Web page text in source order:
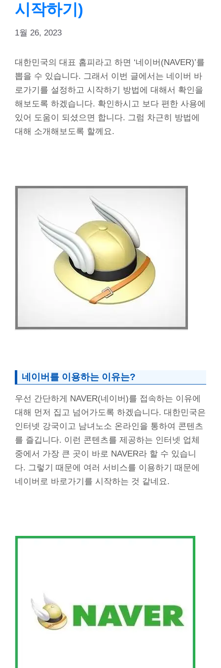
시작하기)
1월 26, 2023
대한민국의 대표 홈피라고 하면 ‘네이버(NAVER)’를
뽑을 수 있습니다. 그래서 이번 글에서는 네이버 바
로가기를 설정하고 시작하기 방법에 대해서 확인을
해보도록 하겠습니다. 확인하시고 보다 편한 사용에
있어 도움이 되셨으면 합니다. 그럼 차근히 방법에
대해 소개해보도록 할께요.
네이버를 이용하는 이유는?
우선 간단하게 NAVER(네이버)를 접속하는 이유에
대해 먼저 집고 넘어가도록 하겠습니다. 대한민국은
인터넷 강국이고 남녀노소 온라인을 통하여 콘텐츠
를 즐깁니다. 이런 콘텐츠를 제공하는 인터넷 업체
중에서 가장 큰 곳이 바로 NAVER라 할 수 있습니
다. 그렇기 때문에 여러 서비스를 이용하기 때문에
네이버로 바로가기를 시작하는 것 같네요.